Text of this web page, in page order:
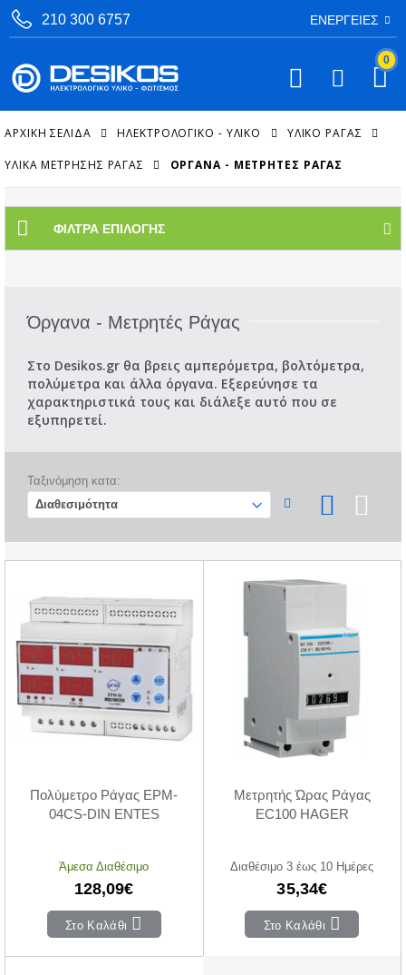
210 300 6757 ΕΝΈΡΓΕΙΕΣ
0
ΑΡΧΙΚΉ ΣΕΛΊΔΑ ΗΛΕΚΤΡΟΛΟΓΙΚΟ - ΥΛΙΚΟ ΥΛΙΚΌ ΡΆΓΑΣ
ΥΛΙΚΆ ΜΈΤΡΗΣΗΣ ΡΆΓΑΣ ΌΡΓΑΝΑ - ΜΕΤΡΗΤΈΣ ΡΆΓΑΣ
ΦΊΛΤΡΑ ΕΠΙΛΟΓΉΣ
Όργανα - Μετρητές Ράγας
Στο Desikos.gr θα βρεις αμπερόμετρα, βολτόμετρα,
πολύμετρα και άλλα όργανα. Εξερεύνησε τα
χαρακτηριστικά τους και διάλεξε αυτό που σε
εξυπηρετεί.
Ταξινόμηση κατα:
Πολύμετρο Ράγας EPM-
04CS-DIN ENTES
Άμεσα Διαθέσιμο
128,09€
Στο Καλάθι
Μετρητής Ώρας Ράγας
EC100 HAGER
Διαθέσιμο 3 έως 10 Ημέρες
35,34€
Στο Καλάθι